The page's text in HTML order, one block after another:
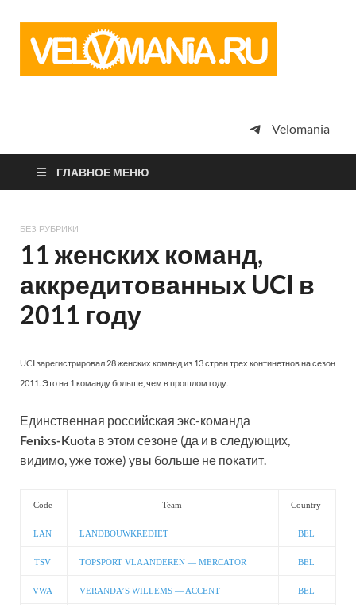
просто
Velomania
ГЛАВНОЕ МЕНЮ
БЕЗ РУБРИКИ
11 женских команд,
аккредитованных UCI в
2011 году
UCI зарегистрировал 28 женских команд из 13 стран трех континетнов на сезон
2011. Это на 1 команду больше, чем в прошлом году.
Единственная российская экс-команда
Fenixs-Kuota в этом сезоне (да и в следующих,
видимо, уже тоже) увы больше не покатит.
Code Team Country
LAN LANDBOUWKREDIET BEL
TSV TOPSPORT VLAANDEREN — MERCATOR BEL
VWA VERANDA’S WILLEMS — ACCENT BEL